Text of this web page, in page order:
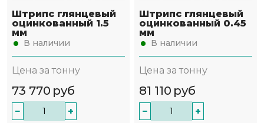
Штрипс глянцевый
оцинкованный 1.5
мм
В наличии
Цена за тонну
73 770 руб
− +
Штрипс глянцевый
оцинкованный 0.45
мм
В наличии
Цена за тонну
81 110 руб
− +